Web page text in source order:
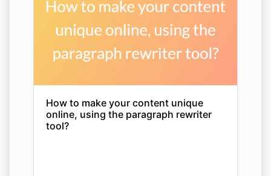
How to make your content unique
online, using the paragraph rewriter
tool?